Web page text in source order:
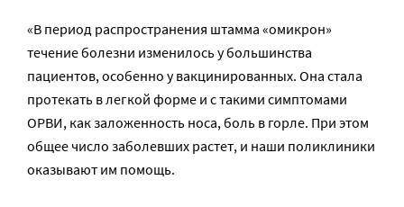
«В период распространения штамма «омикрон»
течение болезни изменилось у большинства
пациентов, особенно у вакцинированных. Она стала
протекать в легкой форме и с такими симптомами
ОРВИ, как заложенность носа, боль в горле. При этом
общее число заболевших растет, и наши поликлиники
оказывают им помощь.